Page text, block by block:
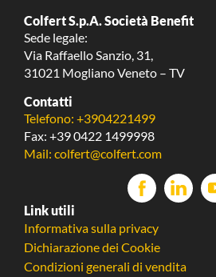
Colfert S.p.A. Società Benefit
Sede legale:
Via Raffaello Sanzio, 31,
31021 Mogliano Veneto – TV
Contatti
Telefono: +3904221499
Fax: +39 0422 1499998
Mail: colfert@colfert.com
Link utili
Informativa sulla privacy
Dichiarazione dei Cookie
Condizioni generali di vendita